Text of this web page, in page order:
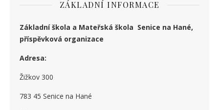
ZÁKLADNÍ INFORMACE
Základní škola a Mateřská škola Senice na Hané,
příspěvková organizace
Adresa:
Žižkov 300
783 45 Senice na Hané